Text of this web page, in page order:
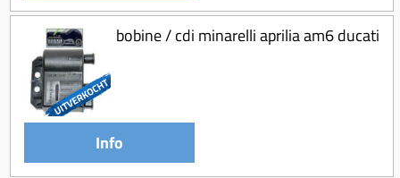
bobine / cdi minarelli aprilia am6 ducati
Info